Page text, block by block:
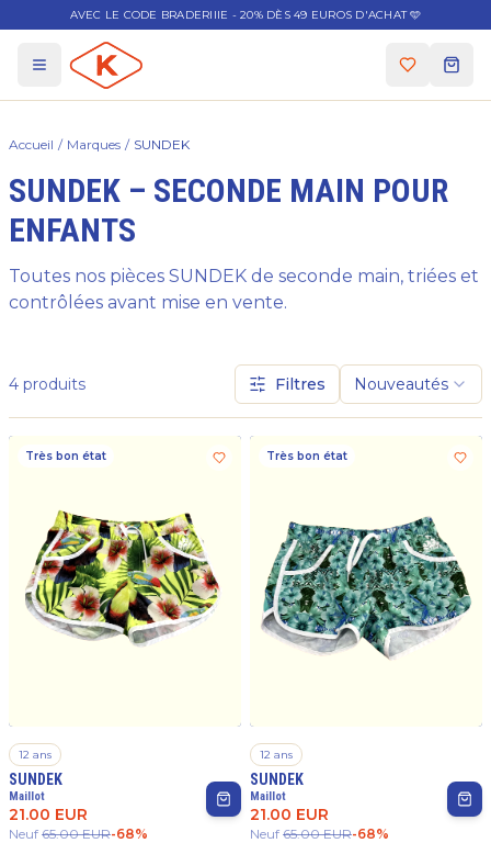
AVEC LE CODE BRADERIIIE - 20% DÈS 49 EUROS D'ACHAT 🩵
Accueil / Marques / SUNDEK
SUNDEK – SECONDE MAIN POUR
ENFANTS
Toutes nos pièces SUNDEK de seconde main, triées et
contrôlées avant mise en vente.
4 produits Filtres Nouveautés
Très bon état
12 ans
SUNDEK
Maillot
21.00 EUR
Neuf 65.00 EUR-68%
Très bon état
12 ans
SUNDEK
Maillot
21.00 EUR
Neuf 65.00 EUR-68%